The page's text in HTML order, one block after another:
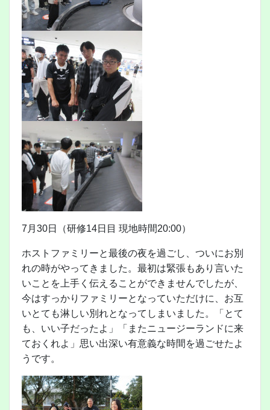
7月30日（研修14日目 現地時間20:00）
ホストファミリーと最後の夜を過ごし、ついにお別
れの時がやってきました。最初は緊張もあり言いた
いことを上手く伝えることができませんでしたが、
今はすっかりファミリーとなっていただけに、お互
いとても淋しい別れとなってしまいました。「とて
も、いい子だったよ」「またニュージーランドに来
ておくれよ」思い出深い有意義な時間を過ごせたよ
うです。